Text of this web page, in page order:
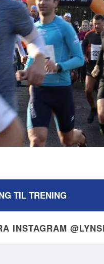
TIL TRENING
INSTAGRAM